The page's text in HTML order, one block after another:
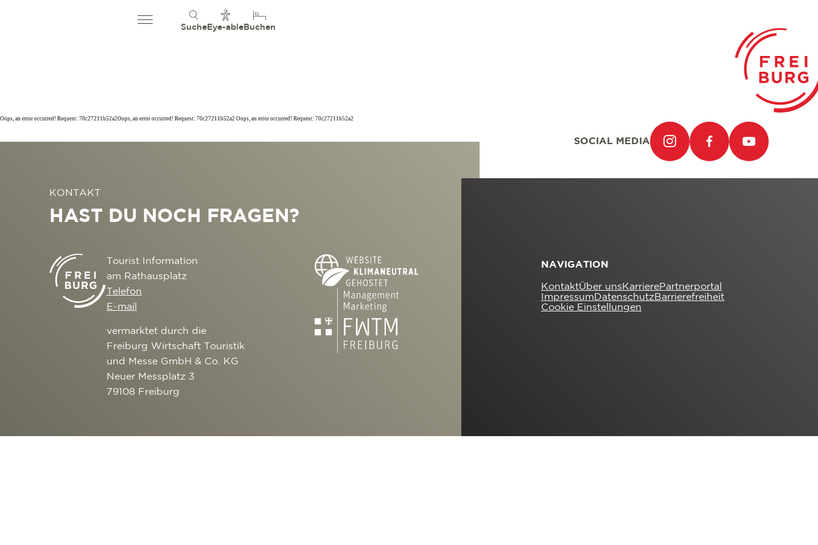
Suche Eye-able Buchen
Oops, an error occurred! Request: 70c27211b52a2Oops, an error occurred! Request: 70c27211b52a2 Oops, an error occurred! Request: 70c27211b52a2
SOCIAL MEDIA
KONTAKT
HAST DU NOCH FRAGEN?
Tourist Information
am Rathausplatz
Telefon
E-mail
vermarktet durch die
Freiburg Wirtschaft Touristik
und Messe GmbH & Co. KG
Neuer Messplatz 3
79108 Freiburg
NAVIGATION
KontaktÜber uns KarrierePartnerportal
Impressum Datenschutz Barrierefreiheit
Cookie Einstellungen